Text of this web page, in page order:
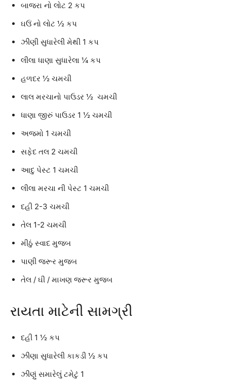
બાજરા નો લોટ 2 કપ
ઘઉં નો લોટ ½ કપ
ઝીણી સુધારેલી મેથી 1 કપ
લીલા ધાણા સુધારેલા ¼ કપ
હળદર ½ ચમચી
લાલ મરચાનો પાઉડર ½ ચમચી
ધાણા જીરું પાઉડર 1 ½ ચમચી
અજમો 1 ચમચી
સફેદ તલ 2 ચમચી
આદુ પેસ્ટ 1 ચમચી
લીલા મરચા ની પેસ્ટ 1 ચમચી
દહી 2-3 ચમચી
તેલ 1-2 ચમચી
મીઠું સ્વાદ મુજબ
પાણી જરૂર મુજબ
તેલ / ઘી / માખણ જરૂર મુજબ
રાયતા માટેની સામગ્રી
દહી 1 ½ કપ
ઝીણા સુધારેલી કાકડી ½ કપ
ઝીણું સમારેલું ટમેટું 1